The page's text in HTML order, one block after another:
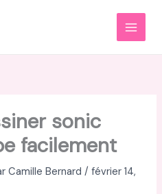
MAIN
sonic
facilement
Camille Bernard/février 14,